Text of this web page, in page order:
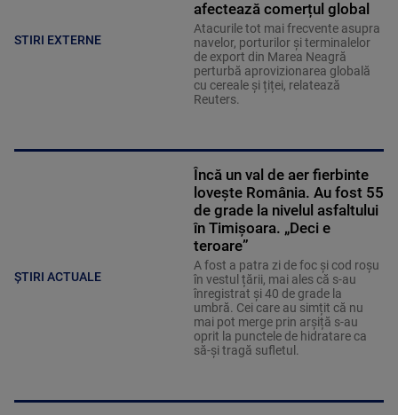
STIRI EXTERNE
afectează comerțul global
Atacurile tot mai frecvente asupra
navelor, porturilor și terminalelor
de export din Marea Neagră
perturbă aprovizionarea globală
cu cereale și țiței, relatează
Reuters.
ȘTIRI ACTUALE
Încă un val de aer fierbinte
lovește România. Au fost 55
de grade la nivelul asfaltului
în Timișoara. „Deci e
teroare”
A fost a patra zi de foc și cod roșu
în vestul țării, mai ales că s-au
înregistrat și 40 de grade la
umbră. Cei care au simțit că nu
mai pot merge prin arșiță s-au
oprit la punctele de hidratare ca
să-și tragă sufletul.